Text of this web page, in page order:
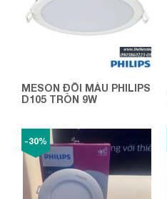
MESON ĐỔI MÀU PHILIPS
D105 TRÒN 9W
-30%